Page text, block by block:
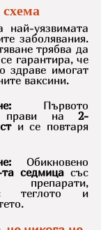
най-уязвимата
заболявания.
трябва да
гарантира, че
здраве имогат
ваксини.
Първото
прави на 2-
и се повтаря
Обикновено
седмица със
теглото и